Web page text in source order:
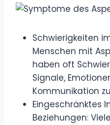
Schwierigkeiten
Menschen mit
haben oft
Signale,
Kommunikation
Eingeschränktes
Beziehungen: